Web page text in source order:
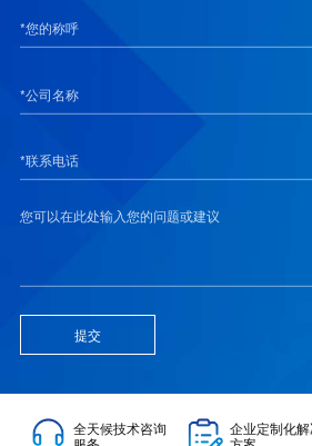
提交
全天候技术咨询
企业定制化